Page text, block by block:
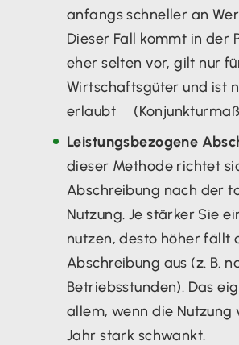
anfangs schneller an
Dieser Fall kommt in der
eher selten vor, gilt nur
Wirtschaftsgüter und ist
erlaubt
Leistungsbezogene
dieser Methode richtet
Abschreibung nach der
Nutzung. Je stärker Sie
nutzen, desto höher fällt
Abschreibung aus (z. B.
Betriebsstunden). Das
allem, wenn die Nutzung
Jahr stark schwankt.